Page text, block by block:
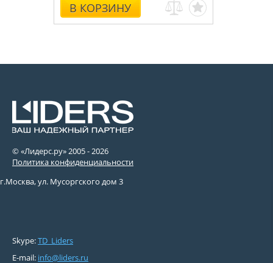
В КОРЗИНУ
© «Лидерс.ру» 2005 -2026
Политика конфиденциальности
г.Москва, ул. Мусоргского дом 3
Skype:TD_Liders
E-mail: info@liders.ru